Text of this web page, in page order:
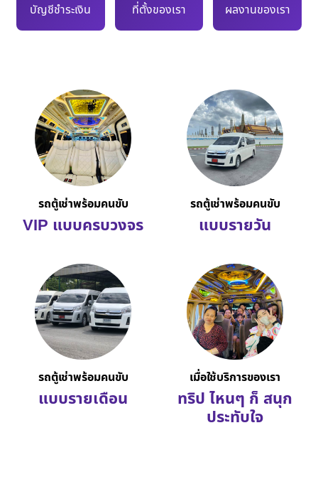
บัญชีชำระเงิน ที่ตั้งของเรา ผลงานของเรา
รถตู้เช่าพร้อมคนขับ
VIP แบบครบวงจร
รถตู้เช่าพร้อมคนขับ
แบบรายวัน
รถตู้เช่าพร้อมคนขับ
แบบรายเดือน
เมื่อใช้บริการของเรา
ทริป ไหนๆ ก็ สนุก
ประทับใจ